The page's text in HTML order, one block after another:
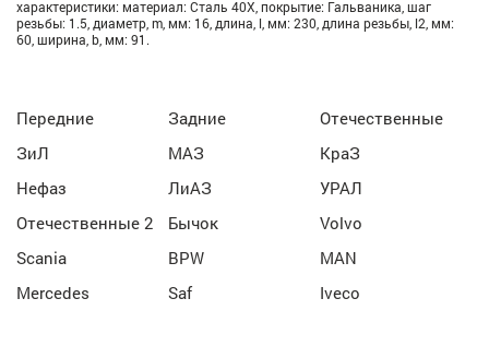
характеристики: материал: Сталь 40Х, покрытие: Гальваника, шаг
резьбы: 1.5, диаметр, m, мм: 16, длина, l, мм: 230, длина резьбы, l2, мм:
60, ширина, b, мм: 91.
Передние Задние
Отечественные
ЗиЛ
МАЗ
КраЗ
Нефаз
ЛиАЗ
УРАЛ
Отечественные 2
Бычок
Volvo
Scania
BPW
MAN
Mercedes
Saf Iveco